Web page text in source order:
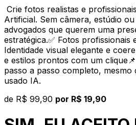
Crie fotos realistas e
Artificial. Sem câmera, estúdio
advogados que querem uma
estratégica.✅ Fotos profissionais
Identidade visual elegante e
e estilos prontos com um
passo a passo completo,
usado IA.
de R$ 99,90 por R$ 19,90